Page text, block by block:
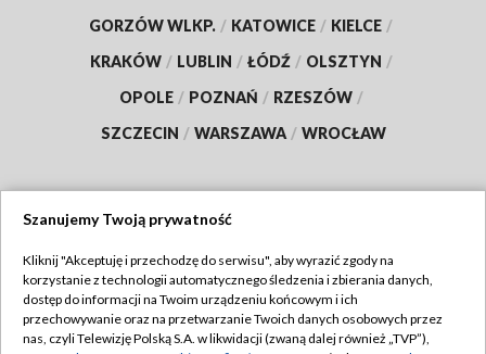
GORZÓW WLKP. / KATOWICE / KIELCE /
KRAKÓW / LUBLIN / ŁÓDŹ / OLSZTYN /
OPOLE / POZNAŃ / RZESZÓW /
SZCZECIN / WARSZAWA / WROCŁAW
TVP
Abonament TVP
Regulamin TVP
Szanujemy Twoją prywatność
Kliknij "Akceptuję i przechodzę do serwisu", aby wyrazić zgody na
korzystanie z technologii automatycznego śledzenia i zbierania danych,
dostęp do informacji na Twoim urządzeniu końcowym i ich
przechowywanie oraz na przetwarzanie Twoich danych osobowych przez
nas, czyli Telewizję Polską S.A. w likwidacji (zwaną dalej również „TVP”),